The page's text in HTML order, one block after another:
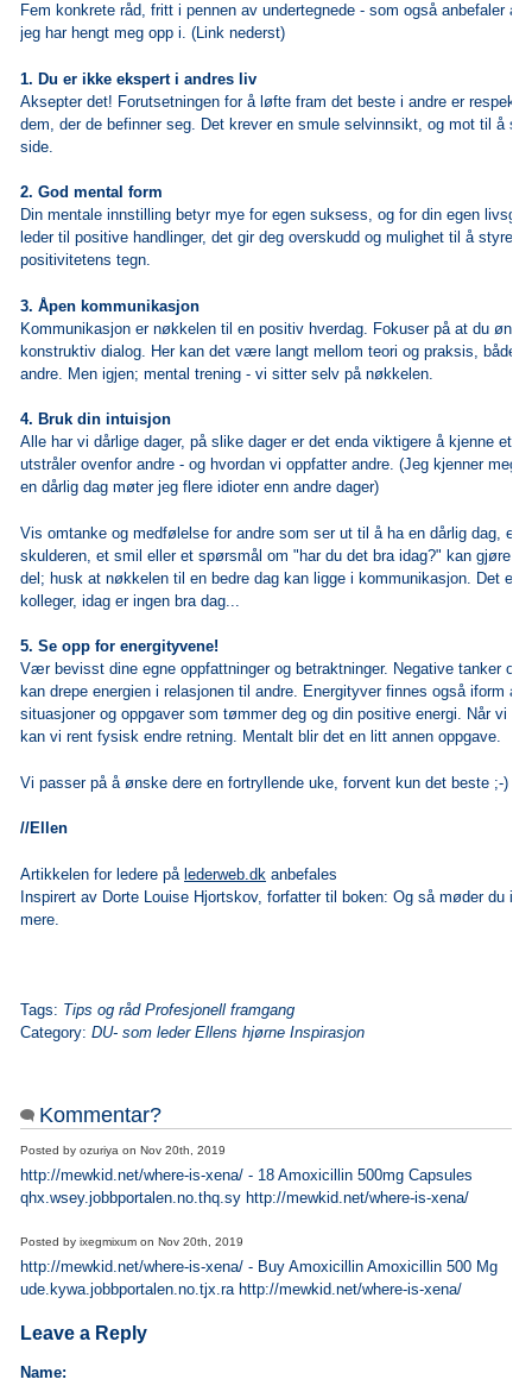
Fem konkrete råd, fritt i pennen av undertegnede - som også anbefaler at
jeg har hengt meg opp i. (Link nederst)
1. Du er ikke ekspert i andres liv
Aksepter det! Forutsetningen for å løfte fram det beste i andre er respekt
dem, der de befinner seg. Det krever en smule selvinnsikt, og mot til å
side.
2. God mental form
Din mentale innstilling betyr mye for egen suksess, og for din egen
leder til positive handlinger, det gir deg overskudd og mulighet til å styre
positivitetens tegn.
3. Åpen kommunikasjon
Kommunikasjon er nøkkelen til en positiv hverdag. Fokuser på at du
konstruktiv dialog. Her kan det være langt mellom teori og praksis, både
andre. Men igjen; mental trening - vi sitter selv på nøkkelen.
4. Bruk din intuisjon
Alle har vi dårlige dager, på slike dager er det enda viktigere å kjenne
utstråler ovenfor andre - og hvordan vi oppfatter andre. (Jeg kjenner meg
en dårlig dag møter jeg flere idioter enn andre dager)
Vis omtanke og medfølelse for andre som ser ut til å ha en dårlig dag, et
skulderen, et smil eller et spørsmål om "har du det bra idag?" kan gjøre
del; husk at nøkkelen til en bedre dag kan ligge i kommunikasjon. Det er
kolleger, idag er ingen bra dag...
5. Se opp for energityvene!
Vær bevisst dine egne oppfattninger og betraktninger. Negative tanker om
kan drepe energien i relasjonen til andre. Energityver finnes også iform av
situasjoner og oppgaver som tømmer deg og din positive energi. Når vi
kan vi rent fysisk endre retning. Mentalt blir det en litt annen oppgave.
Vi passer på å ønske dere en fortryllende uke, forvent kun det beste ;-)
//Ellen
Artikkelen for ledere på lederweb.dk anbefales
Inspirert av Dorte Louise Hjortskov, forfatter til boken: Og så møder du
mere.
Tags: Tips og råd Profesjonell framgang
Category:DU- som leder Ellens hjørne Inspirasjon
Kommentar?
Posted byozuriyaonNov 20th, 2019
http://mewkid.net/where-is-xena/ - 18 Amoxicillin 500mg Capsules
qhx.wsey.jobbportalen.no.thq.sy http://mewkid.net/where-is-xena/
Posted byixegmixumonNov 20th, 2019
http://mewkid.net/where-is-xena/ - Buy Amoxicillin Amoxicillin 500 Mg
ude.kywa.jobbportalen.no.tjx.ra http://mewkid.net/where-is-xena/
Leave a Reply
Name: